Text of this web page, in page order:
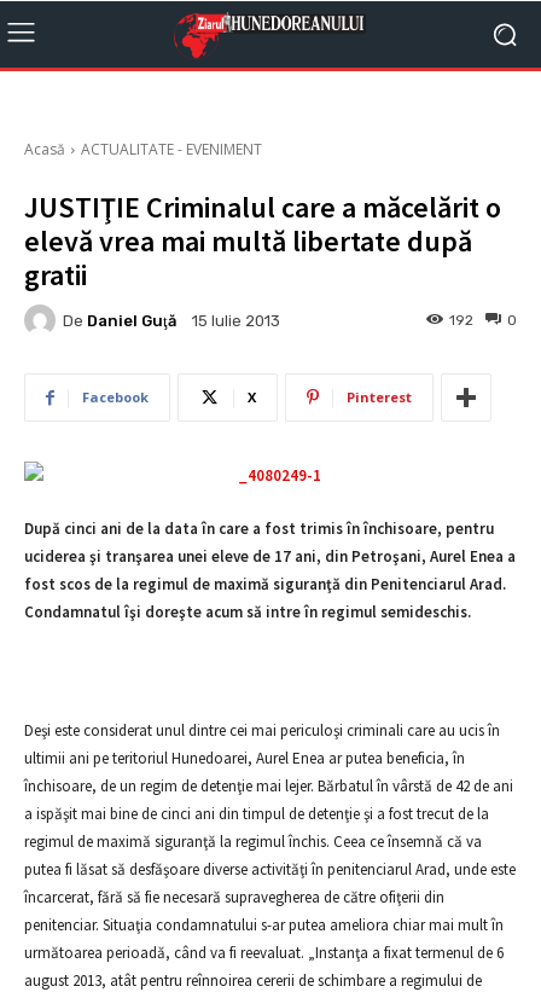
Acasă ACTUALITATE - EVENIMENT
JUSTIŢIE Criminalul care a măcelărit o
elevă vrea mai multă libertate după
gratii
De Daniel Guţă 15 Iulie 2013 0
192
Facebook X Pinterest
După cinci ani de la data în care a fost trimis în închisoare, pentru
uciderea şi tranşarea unei eleve de 17 ani, din Petroşani, Aurel Enea a
fost scos de la regimul de maximă siguranţă din Penitenciarul Arad.
Condamnatul îşi doreşte acum să intre în regimul semideschis.
Deşi este considerat unul dintre cei mai periculoşi criminali care au ucis în
ultimii ani pe teritoriul Hunedoarei, Aurel Enea ar putea beneficia, în
închisoare, de un regim de detenţie mai lejer. Bărbatul în vârstă de 42 de ani
a ispăşit mai bine de cinci ani din timpul de detenţie şi a fost trecut de la
regimul de maximă siguranţă la regimul închis. Ceea ce însemnă că va
putea fi lăsat să desfăşoare diverse activităţi în penitenciarul Arad, unde este
încarcerat, fără să fie necesară supravegherea de către ofiţerii din
penitenciar. Situaţia condamnatului s-ar putea ameliora chiar mai mult în
următoarea perioadă, când va fi reevaluat. „Instanţa a fixat termenul de 6
august 2013, atât pentru reînnoirea cererii de schimbare a regimului de